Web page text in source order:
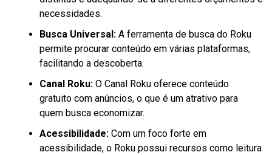
necessidades.
Busca Universal: A ferramenta de busca do Roku
permite procurar conteúdo em várias plataformas,
facilitando a descoberta.
Canal Roku: O Canal Roku oferece conteúdo
gratuito com anúncios, o que é um atrativo para
quem busca economizar.
Acessibilidade: Com um foco forte em
acessibilidade, o Roku possui recursos como leitura